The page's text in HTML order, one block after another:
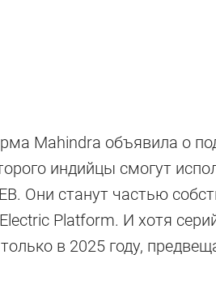
Mahindra объявила о
индийцы смогут
Они станут частью
Platform. И хотя
в 2025 году,
о